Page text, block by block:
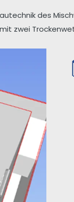
des
zwei